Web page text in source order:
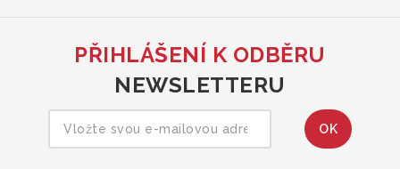
PŘIHLÁŠENÍ K ODBĚRU
NEWSLETTERU